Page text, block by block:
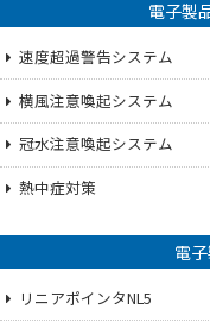
電子製
速度超過警告システム
横風注意喚起システム
冠水注意喚起システム
熱中症対策
電
リニアポインタNL5